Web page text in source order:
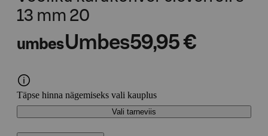
13 mm 20
umbesUmbes59,95 €
Täpse hinna nägemiseks vali kauplus
Vali tarneviis